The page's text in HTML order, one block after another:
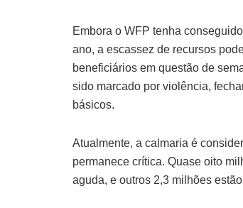
Embora o WFP tenha
ano, a escassez de recursos
beneficiários em questão de
sido marcado por violência,
básicos.
Atualmente, a calmaria é
permanece crítica. Quase oito
aguda, e outros 2,3 milhões